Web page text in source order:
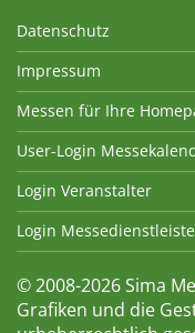
Datenschutz
Impressum
Messen für Ihre
User-Login
Login Veranstalter
Login
© 2008-2026 Sima
Grafiken und die